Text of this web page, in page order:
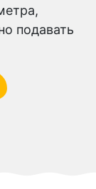
подавать